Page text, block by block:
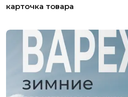
карточка товара